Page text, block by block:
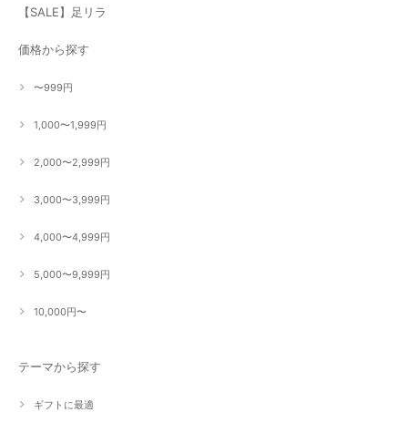
【SALE】足リラ
価格から探す
〜999円
1,000〜1,999円
2,000〜2,999円
3,000〜3,999円
4,000〜4,999円
5,000〜9,999円
10,000円〜
テーマから探す
ギフトに最適